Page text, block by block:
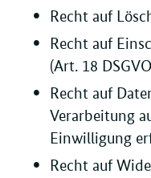
Recht auf
Recht auf
(Art. 18
Recht auf
Verarbeitung
Einwilligung
Recht auf